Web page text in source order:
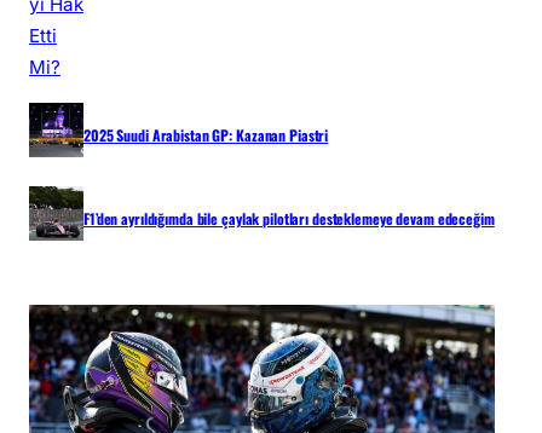
2025 Suudi Arabistan GP: Kazanan Piastri
F1’den ayrıldığımda bile çaylak pilotları desteklemeye devam edeceğim